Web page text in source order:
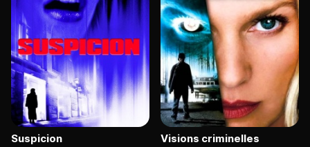
Suspicion Visions criminelles